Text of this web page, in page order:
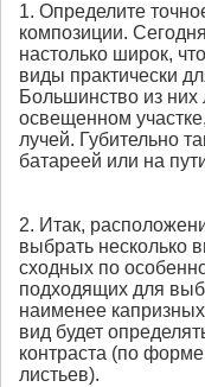
1. Определите
композиции.
настолько широк,
виды практически
Большинство из
освещенном
лучей. Губительно
батареей или на
2. Итак,
выбрать несколько
сходных по
подходящих для
наименее
вид будет
контраста (по
листьев).